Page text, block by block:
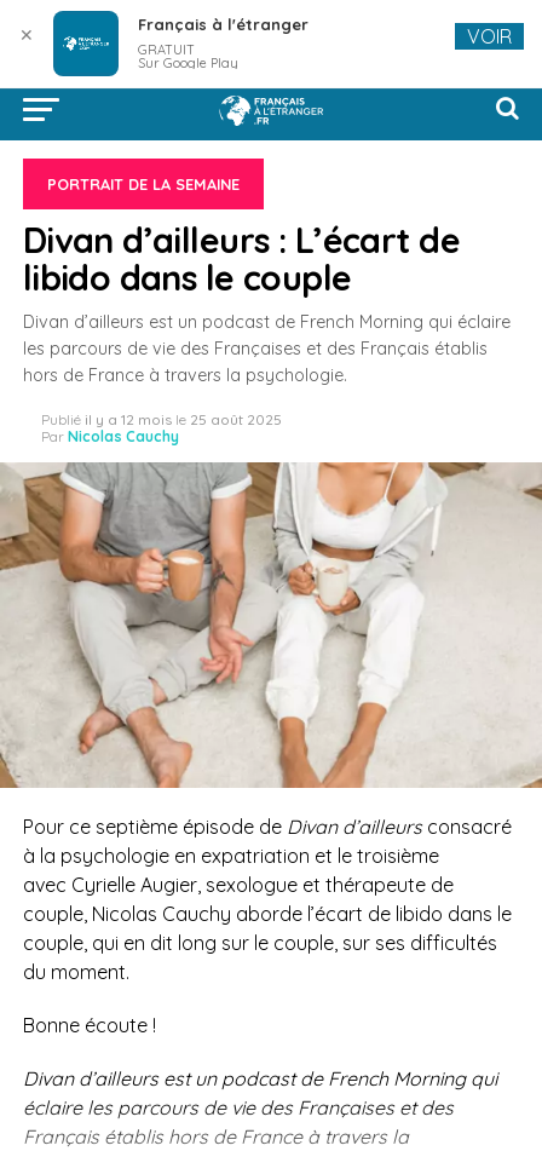
PORTRAIT DE LA SEMAINE
Divan d’ailleurs : L’écart de
libido dans le couple
Divan d’ailleurs est un podcast de French Morning qui éclaire
les parcours de vie des Françaises et des Français établis
hors de France à travers la psychologie.
Publié il y a 12 mois le 25 août 2025
Par Nicolas Cauchy
Pour ce septième épisode de Divan d’ailleursconsacré
à la psychologie en expatriation et le troisième
avec Cyrielle Augier, sexologue et thérapeute de
couple, Nicolas Cauchy aborde l’écart de libido dans le
couple, qui en dit long sur le couple, sur ses difficultés
du moment.
Bonne écoute !
Divan d’ailleurs est un podcast de French Morning qui
éclaire les parcours de vie des Françaises et des
Français établis hors de France à travers la
✕ Français à l'étranger
GRATUIT
Sur Google Play
VOIR